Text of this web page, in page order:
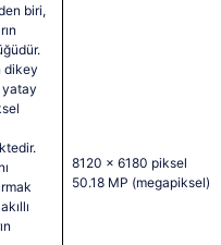
biri,
dikey
8120 x 6180 piksel
50.18 MP (megapiksel)